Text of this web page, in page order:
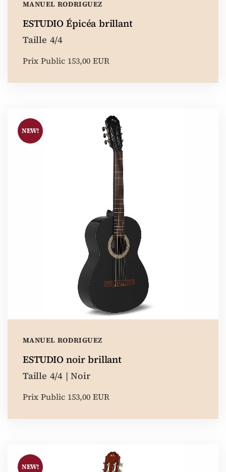
MANUEL RODRIGUEZ
ESTUDIO Épicéa brillant
Taille 4/4
Prix Public 153,00 EUR
MANUEL RODRIGUEZ
ESTUDIO noir brillant
Taille 4/4 | Noir
Prix Public 153,00 EUR
NEW!
NEW!